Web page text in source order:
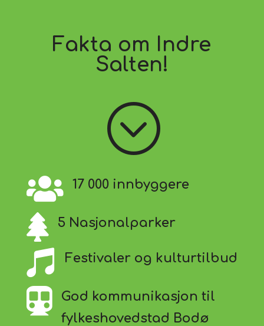
Fakta om Indre
Salten!
;
 17 000 innbyggere
 5 Nasjonalparker
 Festivaler og kulturtilbud

God kommunikasjon til
fylkeshovedstad Bodø